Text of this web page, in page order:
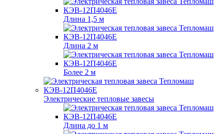
Длина 1,5 м
Длина 2 м
Более 2 м
Электрические тепловые завесы
Длина до 1 м